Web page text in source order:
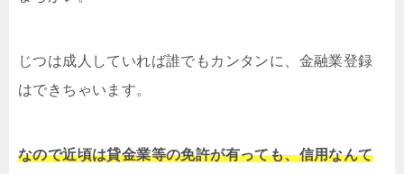
じつは成人していれば誰でもカンタンに、金融業登録
はできちゃいます。
なので近頃は貸金業等の免許が有っても、信用なんて